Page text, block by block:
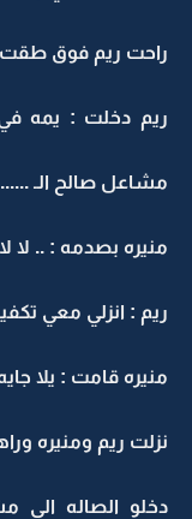
راحت ريم فوق طقت
ريم دخلت : يمه
مشاعل صالح الـ ......
منيره بصدمه : .. لا
ريم : انزلي معي
منيره قامت : يلا
نزلت ريم ومنيره
دخلو الصاله